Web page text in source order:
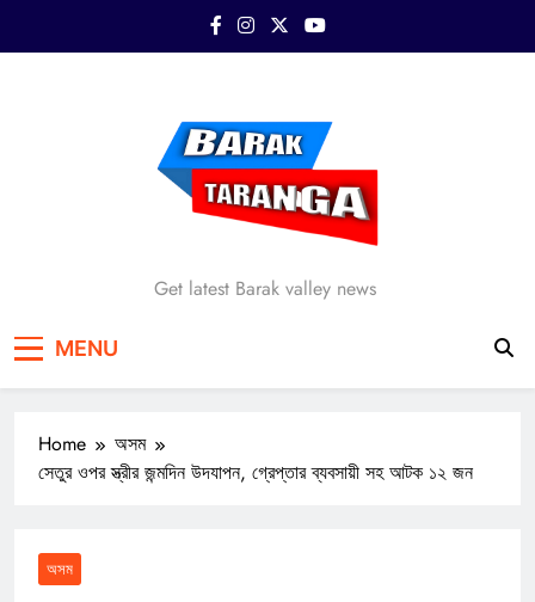
Barak Taranga
Get latest Barak valley news
MENU
Home
অসম
সেতুর ওপর স্ত্রীর জন্মদিন উদযাপন, গ্রেপ্তার ব্যবসায়ী সহ আটক ১২ জন
অসম